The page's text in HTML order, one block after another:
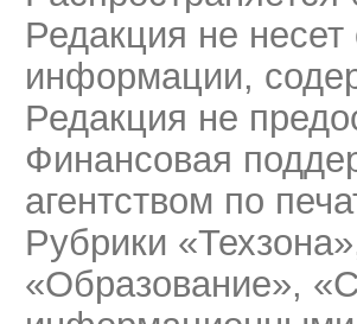
Редакция не несет
информации,
Редакция не
Финансовая
агентством по
Рубрики
«Образование»,